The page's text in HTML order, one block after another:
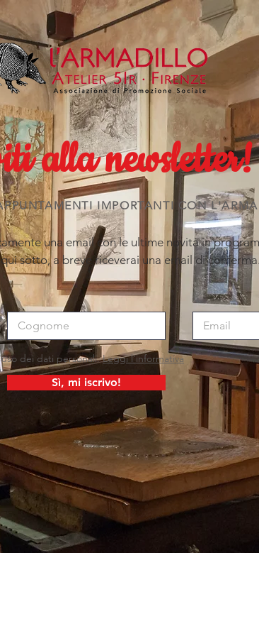
alla newsletter!
IMPORTANTI CON
una email con le ultime novità in
sotto, a breve riceverai una email di
dei dati personali. Leggi l'informativa
Sì, mi iscrivo!